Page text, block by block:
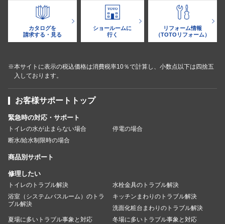
カタログを
請求する・見る
ショールームに
行く
リフォーム情報
（TOTOリフォーム）
※本サイトに表示の税込価格は消費税率10％で計算し、小数点以下は四捨五
入しております。
お客様サポートトップ
緊急時の対応・サポート
トイレの水が止まらない場合
停電の場合
断水/給水制限時の場合
商品別サポート
修理したい
トイレのトラブル解決
水栓金具のトラブル解決
浴室（システムバスルーム）のトラ
ブル解決
キッチンまわりのトラブル解決
洗面化粧台まわりのトラブル解決
夏場に多いトラブル事象と対応
冬場に多いトラブル事象と対応